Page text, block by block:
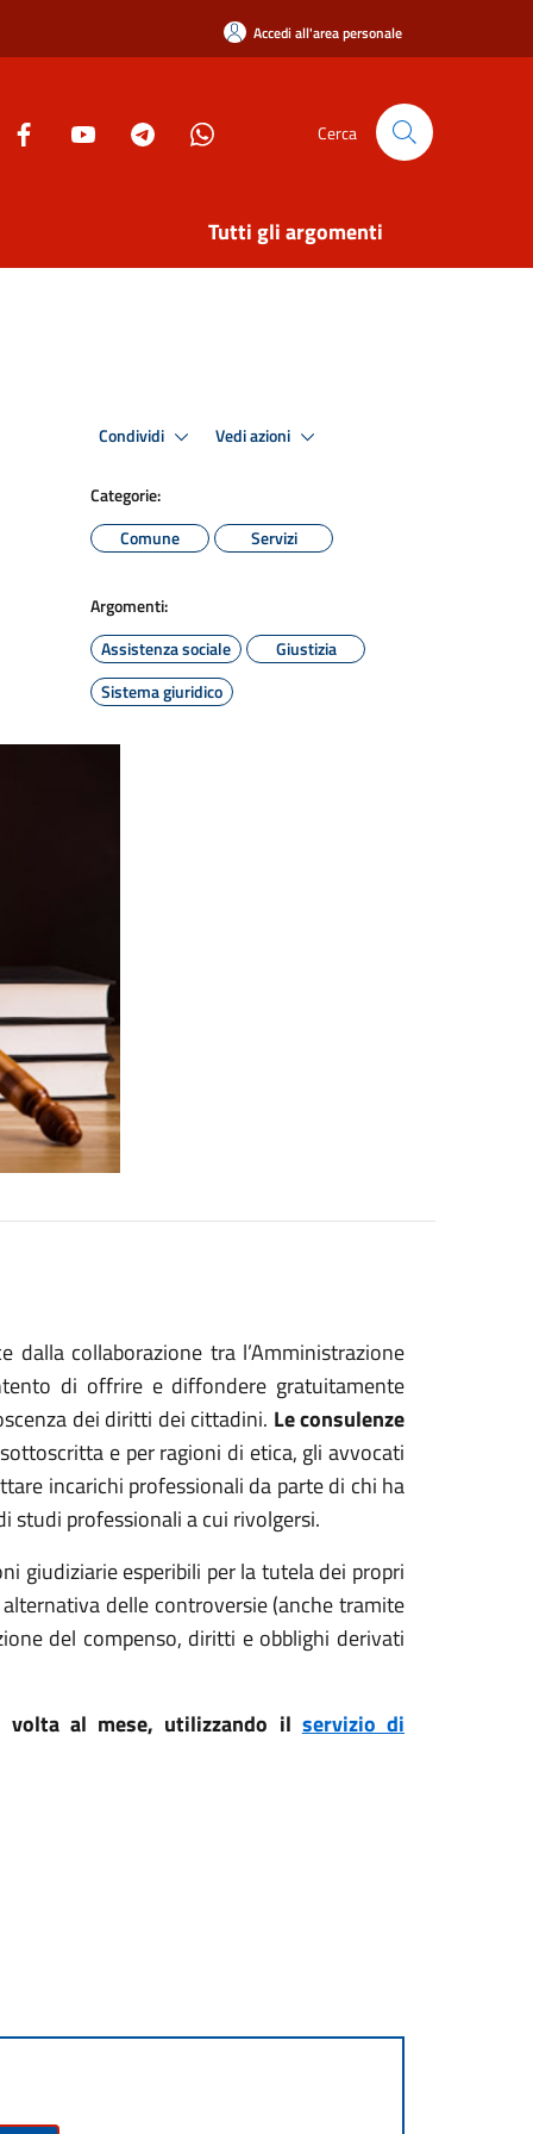
Accedi all'area personale
Cerca
Tutti gli argomenti
Condividi Vedi azioni
Categorie:
Comune
Servizi
Argomenti:
Assistenza sociale
Giustizia
Sistema giuridico
dalla collaborazione tra l’Amministrazione
di offrire e diffondere gratuitamente
dei diritti dei cittadini. Le consulenze
e per ragioni di etica, gli avvocati
incarichi professionali da parte di chi ha
studi professionali a cui rivolgersi.
giudiziarie esperibili per la tutela dei propri
delle controversie (anche tramite
del compenso, diritti e obblighi derivati
al mese, utilizzando il servizio di